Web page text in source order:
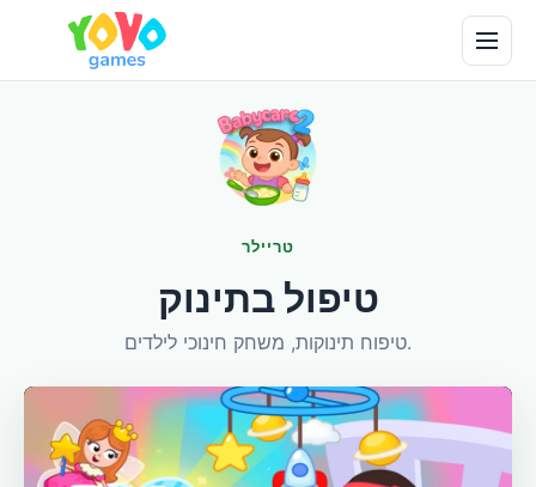
טריילר
טיפול בתינוק
טיפוח תינוקות, משחק חינוכי לילדים.